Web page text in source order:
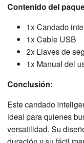
Contenido del
1x Candado
1x Cable USB
2x Llaves de
1x Manual del
Conclusión:
Este candado
ideal para quienes
versatilidad. Su